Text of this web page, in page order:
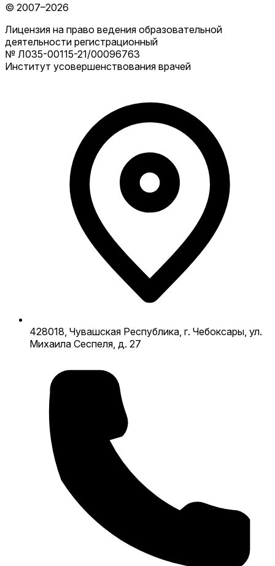
© 2007–2026
Лицензия на право ведения образовательной
деятельности регистрационный
№ Л035-00115-21/00096763
Институт усовершенствования врачей
428018, Чувашская Республика, г. Чебоксары, ул.
Михаила Сеспеля, д. 27